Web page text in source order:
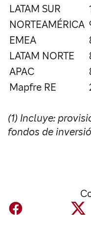
LATAM SUR
NORTEAMÉRICA
EMEA
LATAM NORTE
APAC
Mapfre RE
(1) Incluye:
fondos de